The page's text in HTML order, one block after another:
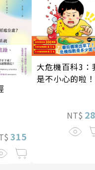
315
大危機百科3：
是不小心的啦！
NT$